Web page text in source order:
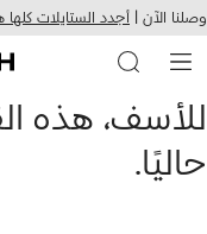
التخطي
للمحتوى
الرئيسي
وصلنا الآن | أجدد الستايلات كلها
Karl
Lagerfeld
للأسف، هذه
حاليًا.